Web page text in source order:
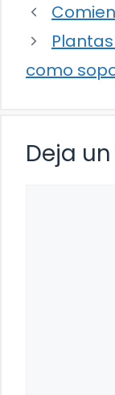
como
Deja